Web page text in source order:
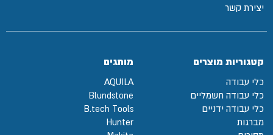
יצירת קשר
קטגוריות מוצרים
כלי עבודה
כלי עבודה חשמליים
כלי עבודה ידניים
מברגות
מותגים
AQUILA
Blundstone
B.tech Tools
Hunter